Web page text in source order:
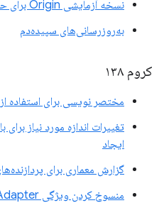
نسخه آزمایشی Origin برای حالت سازگاری با WebGPU
به‌روزرسانی‌های سپیده‌دم
کروم ۱۳۸
مختصر نویسی برای استفاده
تغییرات اندازه مورد نیاز
ایجاد
گزارش معماری برای